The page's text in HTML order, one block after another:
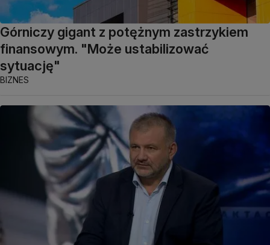
Górniczy gigant z potężnym zastrzykiem
finansowym. "Może ustabilizować
sytuację"
BIZNES